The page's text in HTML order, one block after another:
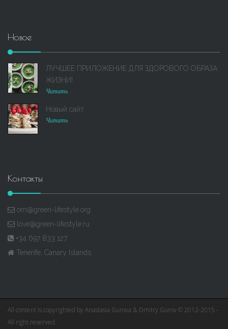
Новое
ЛУЧШЕЕ ПРИЛОЖЕНИЕ ДЛЯ ЗДОРОВОГО ОБРАЗА
ЖИЗНИ!
Читать
Новый сайт
Читать
Контакты
om@green-lifestyle.org
love@green-lifestyle.ru
+34 697 833 127
Tenerife, Canary Islands
All content is copyrighted by Anastasia Gurova & Dmitry Gurov © 2012-2015 -
All right reserved.